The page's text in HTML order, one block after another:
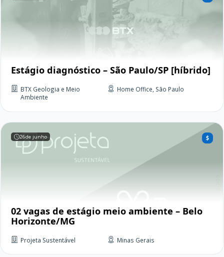
Estágio diagnóstico – São Paulo/SP [híbrido]
BTX Geologia e Meio
Ambiente
Home Office, São Paulo
26de junho
02 vagas de estágio meio ambiente – Belo
Horizonte/MG
Projeta Sustentável Minas Gerais